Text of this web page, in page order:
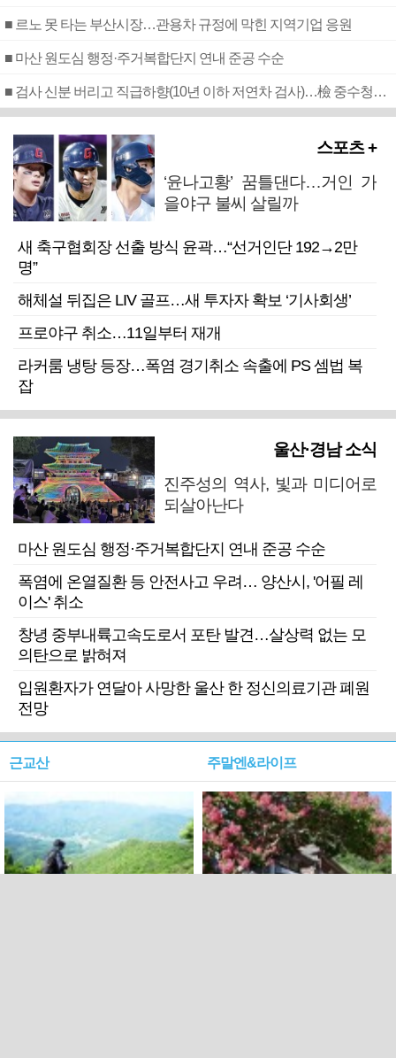
■ 르노 못 타는 부산시장…관용차 규정에 막힌 지역기업 응원
■ 마산 원도심 행정·주거복합단지 연내 준공 수순
■ 검사 신분 버리고 직급하향(10년 이하 저연차 검사)…檢 중수청행 기피
스포츠 +
‘윤나고황’ 꿈틀댄다…거인 가
을야구 불씨 살릴까
새 축구협회장 선출 방식 윤곽…“선거인단 192→2만
명”
해체설 뒤집은 LIV 골프…새 투자자 확보 ‘기사회생’
프로야구 취소…11일부터 재개
라커룸 냉탕 등장…폭염 경기취소 속출에 PS 셈법 복
잡
울산·경남 소식
진주성의 역사, 빛과 미디어로
되살아난다
마산 원도심 행정·주거복합단지 연내 준공 수순
폭염에 온열질환 등 안전사고 우려… 양산시, '어필 레
이스' 취소
창녕 중부내륙고속도로서 포탄 발견…살상력 없는 모
의탄으로 밝혀져
입원환자가 연달아 사망한 울산 한 정신의료기관 폐원
전망
근교산 주말엔&라이프